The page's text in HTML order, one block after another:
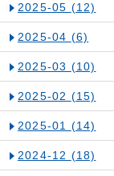
2025-05 (12)
2025-04 (6)
2025-03 (10)
2025-02 (15)
2025-01 (14)
2024-12 (18)